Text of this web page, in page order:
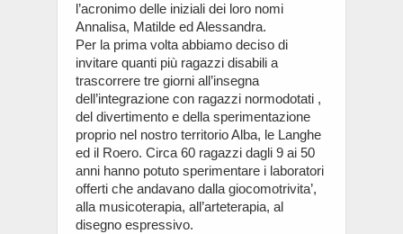
l’acronimo delle iniziali dei loro nomi
Annalisa, Matilde ed Alessandra.
Per la prima volta abbiamo deciso di
invitare quanti più ragazzi disabili a
trascorrere tre giorni all’insegna
dell’integrazione con ragazzi normodotati ,
del divertimento e della sperimentazione
proprio nel nostro territorio Alba, le Langhe
ed il Roero. Circa 60 ragazzi dagli 9 ai 50
anni hanno potuto sperimentare i laboratori
offerti che andavano dalla giocomotrivita’,
alla musicoterapia, all’arteterapia, al
disegno espressivo.